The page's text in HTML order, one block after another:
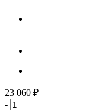
23 060 ₽
-